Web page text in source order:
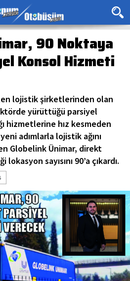
90 Noktaya
Konsol Hizmeti
lojistik şirketlerinden olan
yürüttüğü parsiyel
hizmetlerine hız kesmeden
adımlarla lojistik ağını
Globelink Ünimar, direkt
sayısını 90’a çıkardı.